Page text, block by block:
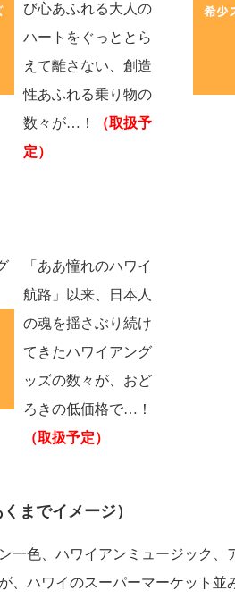
び心あふれる大人の
ハートをぐっととら
えて離さない、創造
性あふれる乗り物の
数々が…！
（取扱予
定）
「ああ憧れのハワイ
航路」以来、日本人
の魂を揺さぶり続け
てきたハワイアング
ッズの数々が、おど
ろきの低価格で…！
（取扱予定）
までイメージ）
一色、ハワイアンミュージック
、ハワイのスーパーマーケット並